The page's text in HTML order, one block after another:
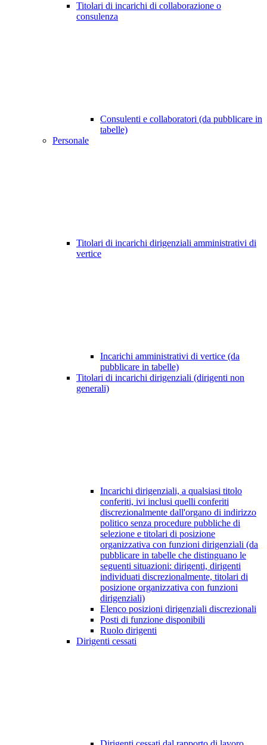
Titolari di incarichi di collaborazione o
consulenza
Consulenti e collaboratori (da pubblicare in
tabelle)
Personale
Titolari di incarichi dirigenziali amministrativi di
vertice
Incarichi amministrativi di vertice (da
pubblicare in tabelle)
Titolari di incarichi dirigenziali (dirigenti non
generali)
Incarichi dirigenziali, a qualsiasi titolo
conferiti, ivi inclusi quelli conferiti
discrezionalmente dall'organo di indirizzo
politico senza procedure pubbliche di
selezione e titolari di posizione
organizzativa con funzioni dirigenziali (da
pubblicare in tabelle che distinguano le
seguenti situazioni: dirigenti, dirigenti
individuati discrezionalmente, titolari di
posizione organizzativa con funzioni
dirigenziali)
Elenco posizioni dirigenziali discrezionali
Posti di funzione disponibili
Ruolo dirigenti
Dirigenti cessati